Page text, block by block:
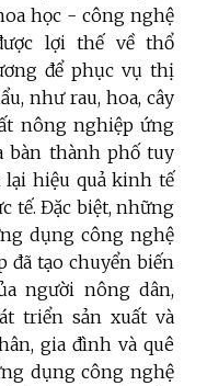
học - công nghệ
lợi thế về thổ
để phục vụ thị
như rau, hoa, cây
nông nghiệp ứng
bàn thành phố tuy
hiệu quả kinh tế
tế. Đặc biệt, những
dụng công nghệ
đã tạo chuyển biến
người nông dân,
triển sản xuất và
gia đình và quê
dụng công nghệ